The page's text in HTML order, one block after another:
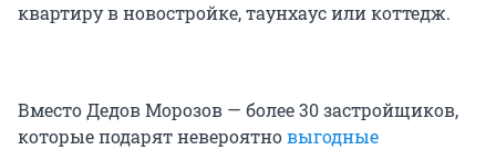
квартиру в новостройке, таунхаус или коттедж.
Вместо Дедов Морозов — более 30 застройщиков,
которые подарят невероятновыгодные